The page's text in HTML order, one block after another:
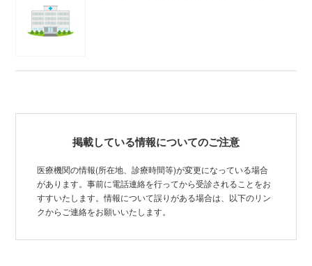
掲載している情報についてのご注意
医療機関の情報(所在地、診療時間等)が変更になっている場合
があります。事前に電話連絡を行ってから受診されることをお
すすいたします。情報について誤りがある場合は、以下のリン
クからご連絡をお願いいたします。